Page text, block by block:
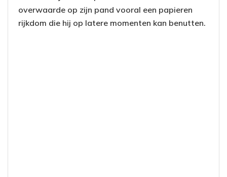
overwaarde op zijn pand vooral een papieren
rijkdom die hij op latere momenten kan benutten.